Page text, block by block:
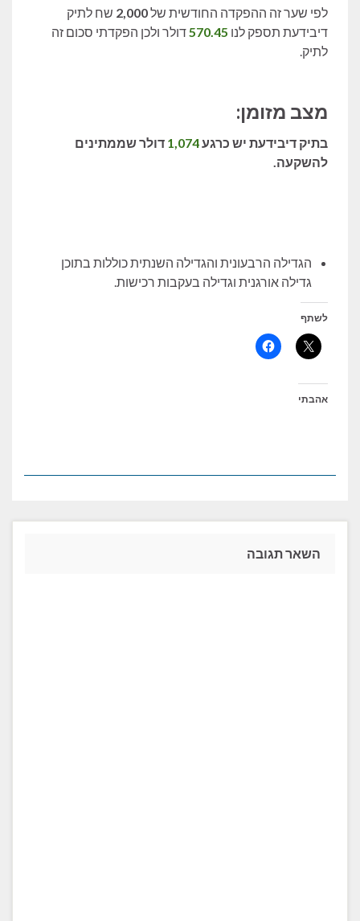
לפי שער זה ההפקדה החודשית של2,000 שח לתיק
דיבידעת תספק לנו 570.45דולר ולכן הפקדתי סכום זה
לתיק.
מצב מזומן:
בתיק דיבידעת יש כרגע1,074 דולר שממתינים
להשקעה.
הגדילה הרבעונית והגדילה השנתית כוללות בתוכן
גדילה אורגנית וגדילה בעקבות רכישות.
לשתף
אהבתי
השאר תגובה